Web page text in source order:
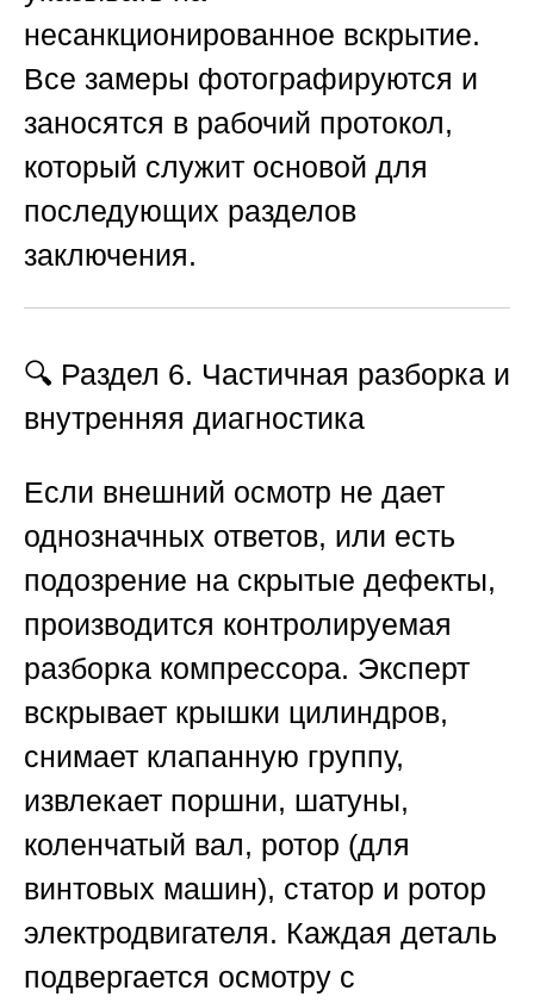
несанкционированное вскрытие.
Все замеры фотографируются и
заносятся в рабочий протокол,
который служит основой для
последующих разделов
заключения.
🔍 Раздел 6. Частичная разборка и
внутренняя диагностика
Если внешний осмотр не дает
однозначных ответов, или есть
подозрение на скрытые дефекты,
производится контролируемая
разборка компрессора. Эксперт
вскрывает крышки цилиндров,
снимает клапанную группу,
извлекает поршни, шатуны,
коленчатый вал, ротор (для
винтовых машин), статор и ротор
электродвигателя. Каждая деталь
подвергается осмотру с